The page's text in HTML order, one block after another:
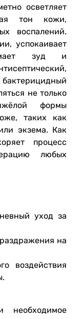
осветляет
тон кожи,
воспалений.
успокаивает
зуд и
не только
формы
таких как
экзема. Как
процесс
любых
уход за
на
воздействия
необходимое